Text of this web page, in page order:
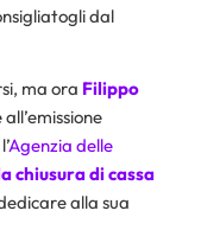
dal
ma ora Filippo
Agenzia delle
chiusura di cassa
alla sua